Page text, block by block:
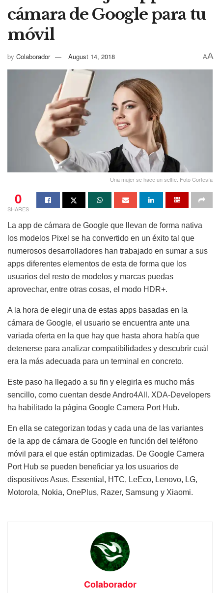
cámara de Google para tu
móvil
by Colaborador August 14, 2018 AA
Una mujer se hace un selfie. Foto Cortesía
0
SHARES
La app de cámara de Google que llevan de forma nativa
los modelos Pixel se ha convertido en un éxito tal que
numerosos desarrolladores han trabajado en sumar a sus
apps diferentes elementos de esta de forma que los
usuarios del resto de modelos y marcas puedas
aprovechar, entre otras cosas, el modo HDR+.
A la hora de elegir una de estas apps basadas en la
cámara de Google, el usuario se encuentra ante una
variada oferta en la que hay que hasta ahora había que
detenerse para analizar compatibilidades y descubrir cuál
era la más adecuada para un terminal en concreto.
Este paso ha llegado a su fin y elegirla es mucho más
sencillo, como cuentan desde Andro4All. XDA-Developers
ha habilitado la página Google Camera Port Hub.
En ella se categorizan todas y cada una de las variantes
de la app de cámara de Google en función del teléfono
móvil para el que están optimizadas. De Google Camera
Port Hub se pueden beneficiar ya los usuarios de
dispositivos Asus, Essential, HTC, LeEco, Lenovo, LG,
Motorola, Nokia, OnePlus, Razer, Samsung y Xiaomi.
Colaborador